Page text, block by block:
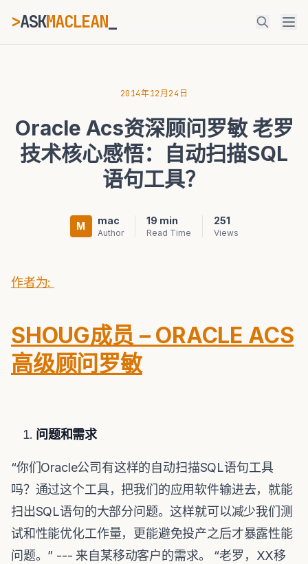
>ASKMACLEAN
⌘K Ctrl+K
2014年12月24日
Oracle Acs资深顾问罗敏 老罗
技术核心感悟：自动扫描SQL
语句工具？
M mac
Author
19 min
Read Time
251
Views
作者为:
SHOUG成员 – ORACLE ACS
高级顾问罗敏
问题和需求
“你们Oracle公司有这样的自动扫描SQL语句工具
吗？通过这个工具，把我们的应用软件输进去，就能
扫出SQL语句的大部分问题。这样就可以减少我们测
试和性能优化工作量，更能避免投产之后才暴露性能
问题。” --- 来自某移动客户的需求。 “老罗，XX移